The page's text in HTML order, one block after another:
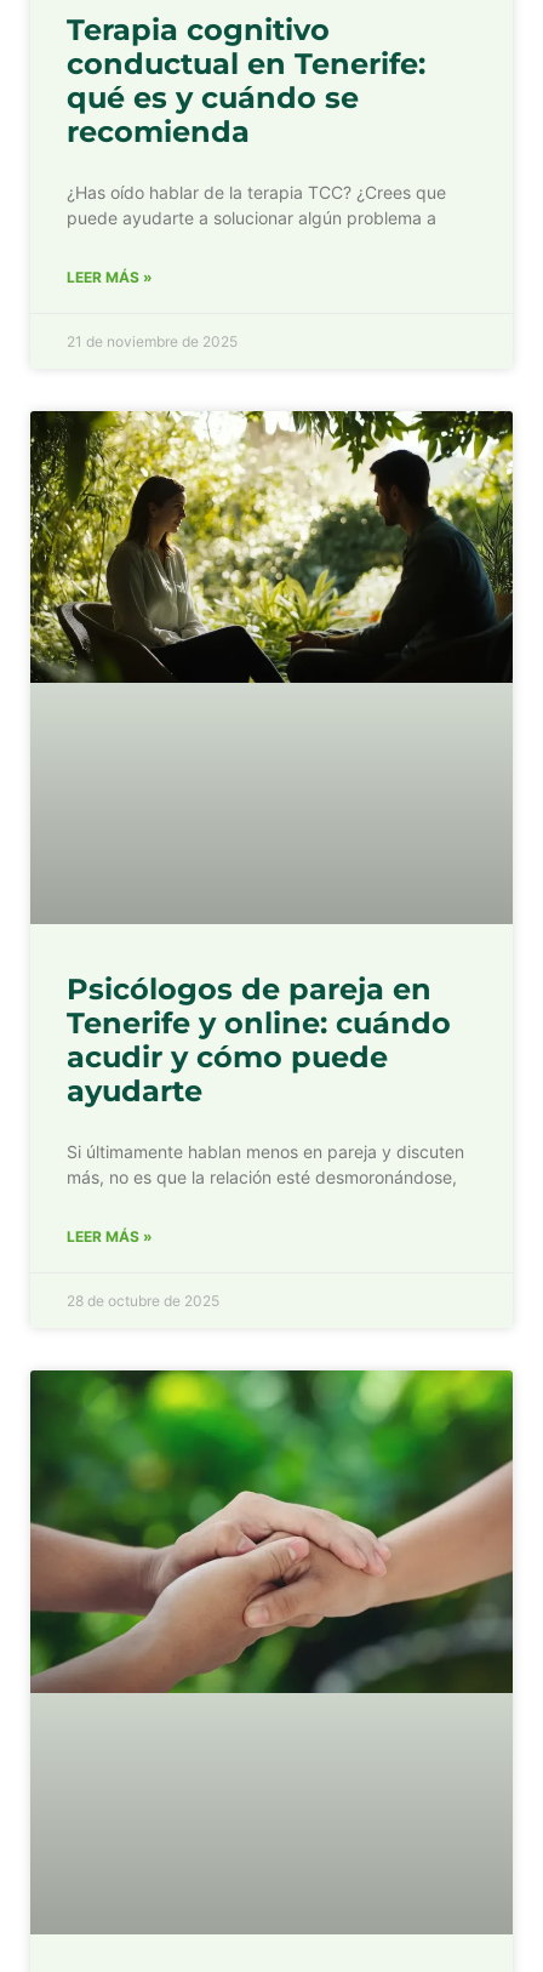
Terapia cognitivo
conductual en Tenerife:
qué es y cuándo se
recomienda
¿Has oído hablar de la terapia TCC? ¿Crees que
puede ayudarte a solucionar algún problema a
LEER MÁS »
21 de noviembre de 2025
Psicólogos de pareja en
Tenerife y online: cuándo
acudir y cómo puede
ayudarte
Si últimamente hablan menos en pareja y discuten
más, no es que la relación esté desmoronándose,
LEER MÁS »
28 de octubre de 2025